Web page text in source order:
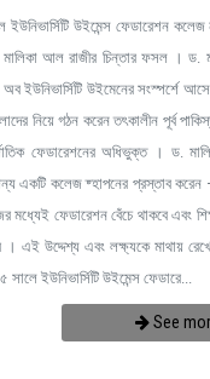
ইউনিভার্সিটি উইমেন্স ফেডারেশন
আল রাজীর চিন্তার ফসল । ড.
ইউনিভার্সিটি উইমেনের সংস্পর্শে
নিয়ে গঠন করেন তৎকালীন পূর্ব
ফেডারেশনের অধিভুক্ত । ড.
একটি কলেজ ষ্হাপনের প্রস্তাব করেন
মধ্যেই ফেডারেশন বেঁচে থাকবে এবং
। এই উদ্দেশ্য এবং লক্ষ্যকে মাথায় রেখে
ইউনিভার্সিটি উইমেন্স ফেডারে...
See